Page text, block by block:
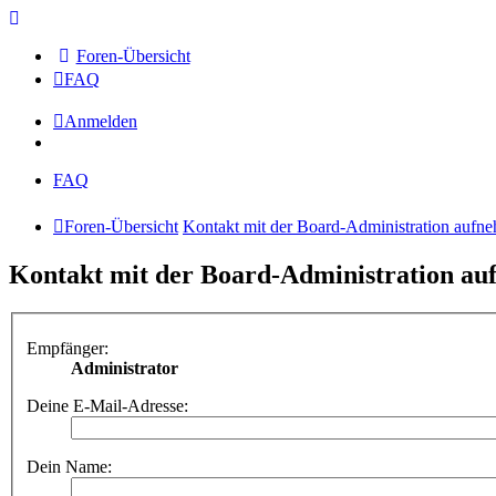
Foren-Übersicht
FAQ
Anmelden
FAQ
Foren-Übersicht Kontakt mit der Board-Administration
Kontakt mit der Board-Administration
Empfänger:
Administrator
Deine E-Mail-Adresse:
Dein Name: